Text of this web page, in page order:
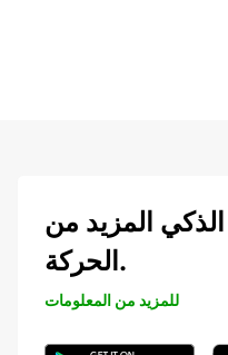
المزيد من
الحركة.
للمزيد من المعلومات